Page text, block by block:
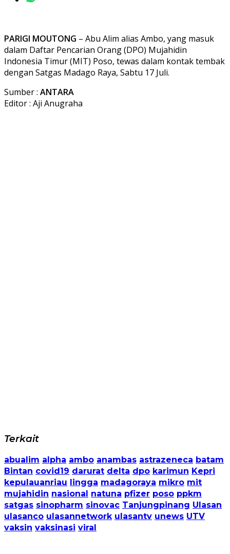
PARIGI MOUTONG – Abu Alim alias Ambo, yang masuk
dalam Daftar Pencarian Orang (DPO) Mujahidin
Indonesia Timur (MIT) Poso, tewas dalam kontak tembak
dengan Satgas Madago Raya, Sabtu 17 Juli.
Sumber : ANTARA
Editor : Aji Anugraha
Terkait
abualim alpha ambo anambas astrazeneca batam
Bintan covid19 darurat delta dpo karimun Kepri
kepulauanriau
lingga madagoraya mikro mit
mujahidin nasional natuna pfizer poso ppkm
satgas sinopharm sinovac Tanjungpinang Ulasan
ulasanco ulasannetwork ulasantv unews UTV
vaksin vaksinasi viral